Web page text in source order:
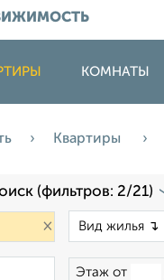
КОМНАТЫ
Квартиры
(фильтров: 2/21)
×
Этаж от